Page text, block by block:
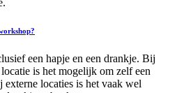
een hapje en een drankje. Bij
is het mogelijk om zelf een
locaties is het vaak wel